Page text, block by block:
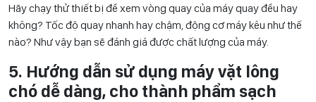
Hãy chạy thử thiết bị để xem vòng quay của máy quay đều hay
không? Tốc độ quay nhanh hay chậm, động cơ máy kêu như thế
nào? Như vậy bạn sẽ đánh giá được chất lượng của máy.
5. Hướng dẫn sử dụng máy vặt lông
chó dễ dàng, cho thành phẩm sạch